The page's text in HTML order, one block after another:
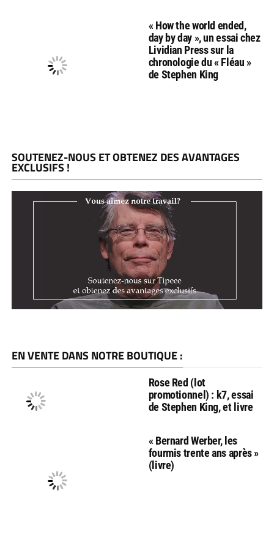
« How the world ended,
day by day », un essai chez
Lividian Press sur la
chronologie du « Fléau »
de Stephen King
SOUTENEZ-NOUS ET OBTENEZ DES AVANTAGES
EXCLUSIFS !
EN VENTE DANS NOTRE BOUTIQUE :
Rose Red (lot
promotionnel) : k7, essai
de Stephen King, et livre
« Bernard Werber, les
fourmis trente ans après »
(livre)